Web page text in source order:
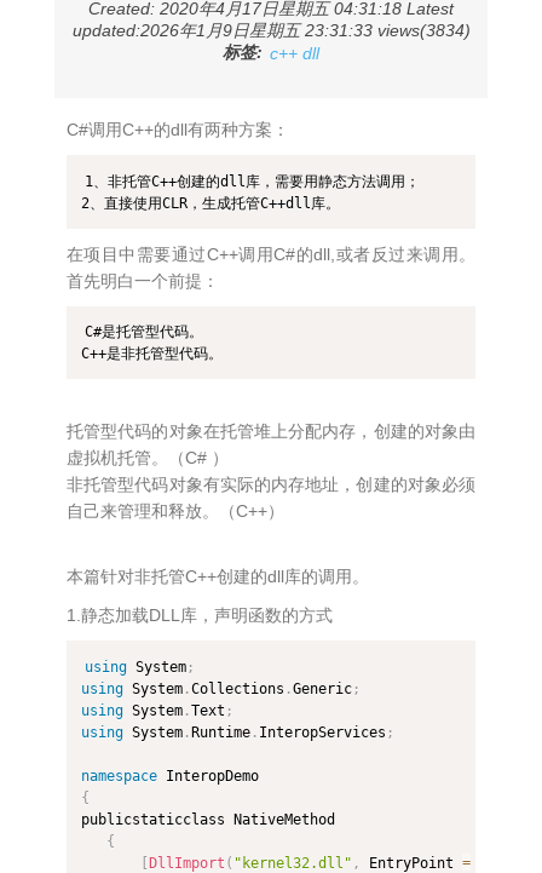
Created: 2020年4月17日星期五 04:31:18 Latest
updated:2026年1月9日星期五 23:31:33 views(3834)
标签: c++ dll
C#调用C++的dll有两种方案：
1、非托管C++创建的dll库，需要用静态方法调用；
2、直接使用CLR，生成托管C++dll库。
在项目中需要通过C++调用C#的dll,或者反过来调用。
首先明白一个前提：
C#是托管型代码。
C++是非托管型代码。
托管型代码的对象在托管堆上分配内存，创建的对象由
虚拟机托管。（C# ）
非托管型代码对象有实际的内存地址，创建的对象必须
自己来管理和释放。（C++）
本篇针对非托管C++创建的dll库的调用。
1.静态加载DLL库，声明函数的方式
using System ;
using System .Collections .Generic ;
using System .Text ;
using System .Runtime . InteropServices ;
namespace
{
publicstaticclass NativeMethod
{
[DllImport ( "kernel32.dll" , EntryPoint =